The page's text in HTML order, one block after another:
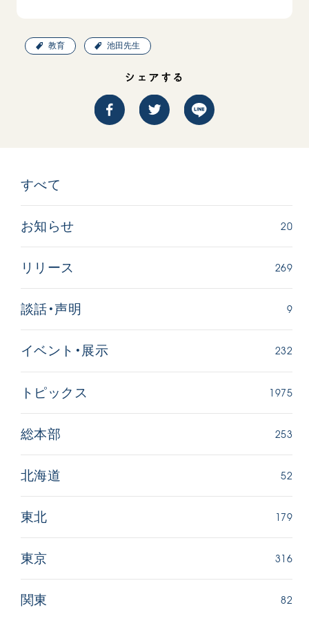
教育 池田先生
シェアする
すべて
お知らせ 20
リリース 269
談話・声明 9
イベント・展示 232
トピックス 1975
総本部 253
北海道 52
東北 179
東京 316
関東 82